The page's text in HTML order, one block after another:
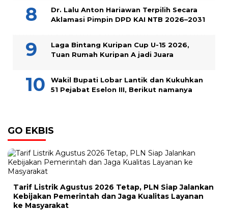
Dr. Lalu Anton Hariawan Terpilih Secara
Aklamasi Pimpin DPD KAI NTB 2026–2031
Laga Bintang Kuripan Cup U-15 2026,
Tuan Rumah Kuripan A jadi Juara
Wakil Bupati Lobar Lantik dan Kukuhkan
51 Pejabat Eselon III, Berikut namanya
GO EKBIS
Tarif Listrik Agustus 2026 Tetap, PLN Siap Jalankan
Kebijakan Pemerintah dan Jaga Kualitas Layanan
ke Masyarakat